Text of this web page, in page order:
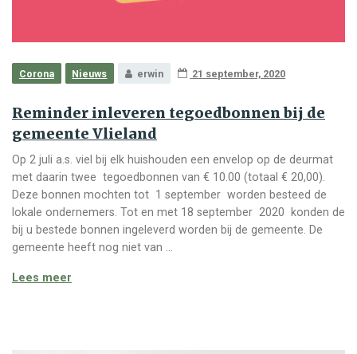
Corona Nieuws erwin 21 september, 2020
Reminder inleveren tegoedbonnen bij de
gemeente Vlieland
Op 2 juli a.s. viel bij elk huishouden een envelop op de deurmat
met daarin twee tegoedbonnen van € 10.00 (totaal € 20,00).
Deze bonnen mochten tot 1 september worden besteed de
lokale ondernemers. Tot en met 18 september 2020 konden de
bij u bestede bonnen ingeleverd worden bij de gemeente. De
gemeente heeft nog niet van …
Lees meer